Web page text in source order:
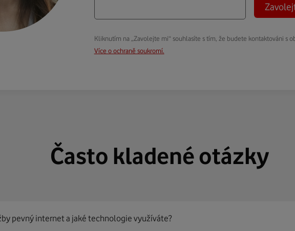
Kliknutím na „Zavolejte mi“ souhlasíte s tím, že budete kontaktováni s
Více o ochraně soukromí.
Často kladené otázky
pevný internet a jaké technologie využíváte?